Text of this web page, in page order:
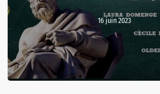
16 juin 2023